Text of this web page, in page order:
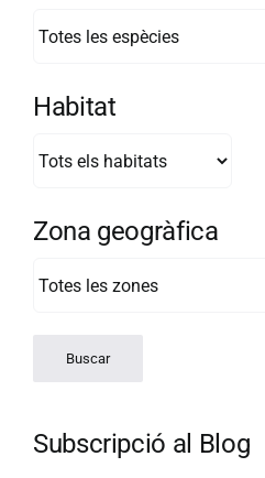
Habitat
Zona geogràfica
Subscripció al Blog